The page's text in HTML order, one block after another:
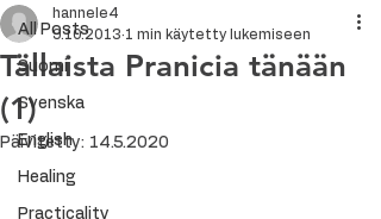
All Posts
Suomi
Svenska
English
Healing
Practicality
Tällaista Pranicia tänään
(1)
hannele4
9.10.2013 1 min käytetty lukemiseen
Päivitetty: 14.5.2020